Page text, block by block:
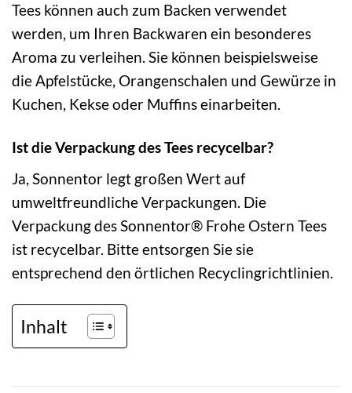
Tees können auch zum Backen verwendet
werden, um Ihren Backwaren ein besonderes
Aroma zu verleihen. Sie können beispielsweise
die Apfelstücke, Orangenschalen und Gewürze in
Kuchen, Kekse oder Muffins einarbeiten.
Ist die Verpackung des Tees recycelbar?
Ja, Sonnentor legt großen Wert auf
umweltfreundliche Verpackungen. Die
Verpackung des Sonnentor® Frohe Ostern Tees
ist recycelbar. Bitte entsorgen Sie sie
entsprechend den örtlichen Recyclingrichtlinien.
Inhalt